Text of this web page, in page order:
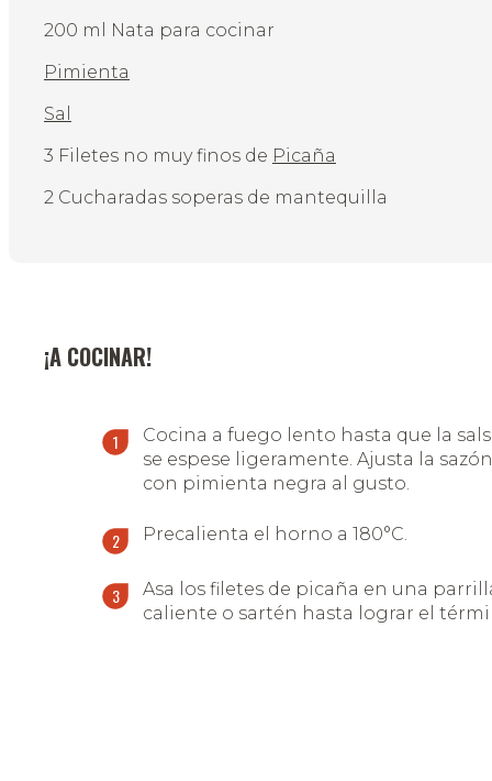
200 ml Nata para cocinar
Pimienta
Sal
3 Filetes no muy finos de Picaña
2 Cucharadas soperas de mantequilla
¡A COCINAR!
Cocina a fuego lento hasta que la
se espese ligeramente. Ajusta la sazón
con pimienta negra al gusto.
Precalienta el horno a 180°C.
Asa los filetes de picaña en una
caliente o sartén hasta lograr el